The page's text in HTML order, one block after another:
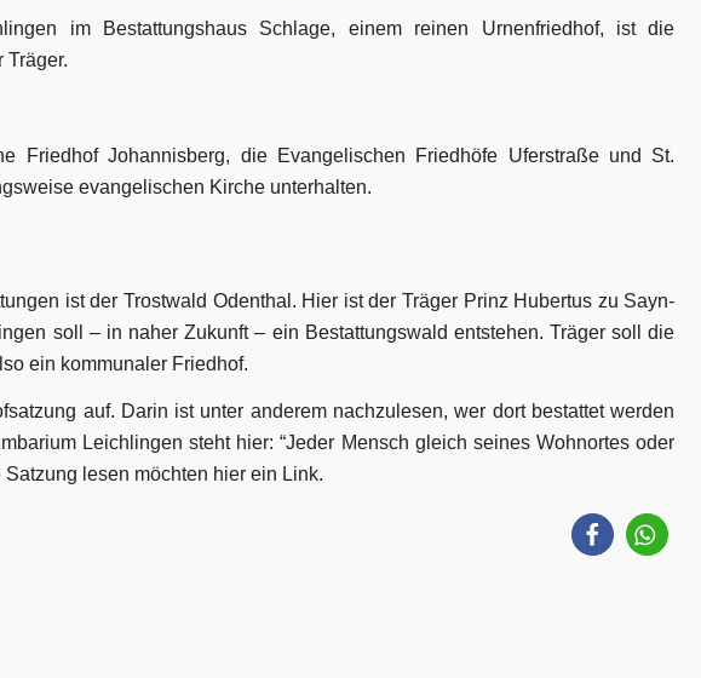
im Bestattungshaus Schlage, einem reinen Urnenfriedhof, ist die
Träger.
Friedhof Johannisberg, die Evangelischen Friedhöfe Uferstraße und St.
evangelischen Kirche unterhalten.
ist der Trostwald Odenthal. Hier ist der Träger Prinz Hubertus zu Sayn-
soll – in naher Zukunft – ein Bestattungswald entstehen. Träger soll die
ein kommunaler Friedhof.
auf. Darin ist unter anderem nachzulesen, wer dort bestattet werden
Leichlingen steht hier: “Jeder Mensch gleich seines Wohnortes oder
lesen möchten hier ein Link.